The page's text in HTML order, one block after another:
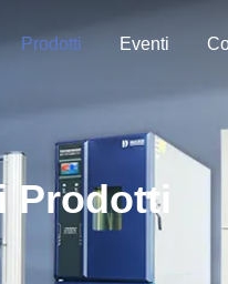
Prodotti Eventi
Prodotti